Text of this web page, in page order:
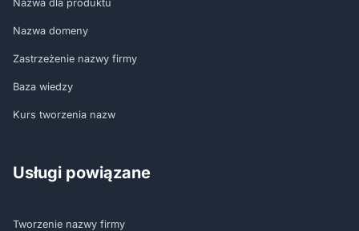
Nazwa dla produktu
Nazwa domeny
Zastrzeżenie nazwy firmy
Baza wiedzy
Kurs tworzenia nazw
Usługi powiązane
Tworzenie nazwy firmy